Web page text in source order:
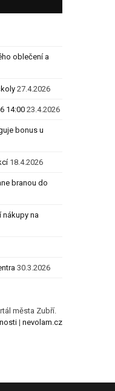
oblečení a
27.4.2026
14:00 23.4.2026
bonus u
18.4.2026
branou do
nákupy na
30.3.2026
města Zubří.
| nevolam.cz